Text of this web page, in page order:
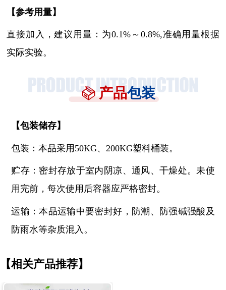
【参考用量】
直接加入，建议用量：为0.1%～0.8%,准确用量根据
实际实验。
产品包装
【包装储存】
包装：本品采用 50KG、200KG塑料桶装。
贮存：密封存放于室内阴凉、通风、干燥处。未使
用完前，每次使用后容器应严格密封。
运输：本品运输中要密封好，防潮、防强碱强酸及
防雨水等杂质混入。
【相关产品推荐】